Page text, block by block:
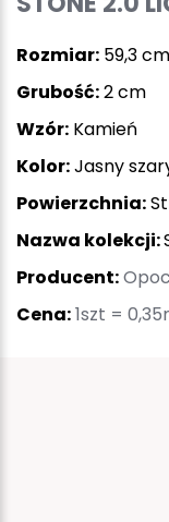
Rozmiar: 59,3
Grubość:2 cm
Wzór: Kamień
Kolor:Jasny
Powierzchnia:
Nazwa kolekcji:
Producent:
Cena:1szt =